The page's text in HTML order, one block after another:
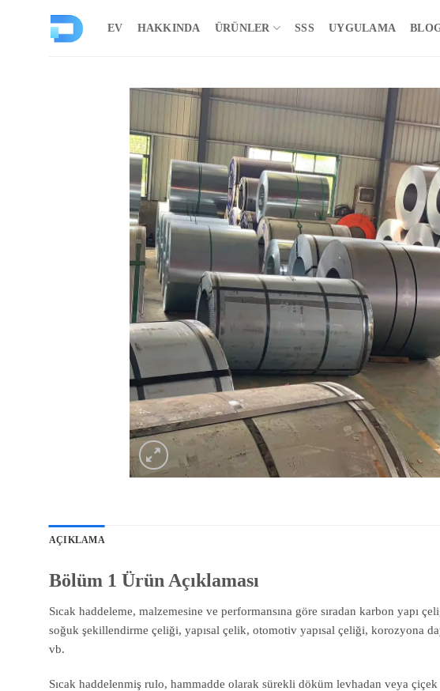
EV HAKKINDA ÜRÜNLER SSS UYGULAMA
AÇIKLAMA
Bölüm 1 Ürün Açıklaması
Sıcak haddeleme, malzemesine ve performansına göre sıradan karbon yapı
soğuk şekillendirme çeliği, yapısal çelik, otomotiv yapısal çeliği, korozyona
vb.
Sıcak haddelenmiş rulo, hammadde olarak sürekli döküm levhadan veya çiçek